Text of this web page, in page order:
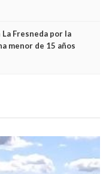
Fresneda por la
menor de 15 años